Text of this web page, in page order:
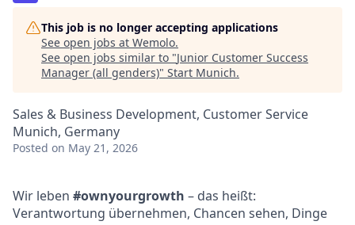
This job is no longer accepting applications
See open jobs at Wemolo.
See open jobs similar to "Junior Customer Success
Manager (all genders)" Start Munich.
Sales & Business Development, Customer Service
Munich, Germany
Posted on May 21, 2026
Wir leben #ownyourgrowth – das heißt:
Verantwortung übernehmen, Chancen sehen, Dinge